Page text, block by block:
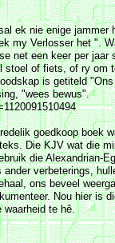
ek nie enige jammer
my Verlosser het ".
net een keer per
of fiets, of ry om
is getiteld
"wees bewus".
goedkoop boek
Die KJV wat die
die Alexandrian-
verbeterings,
ons beveel
Nou hier is
waarheid te hê.